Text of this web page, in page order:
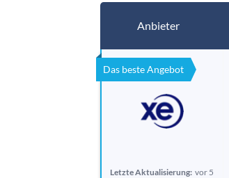
Anbieter
Das beste Angebot
Letzte Aktualisierung: vor 5